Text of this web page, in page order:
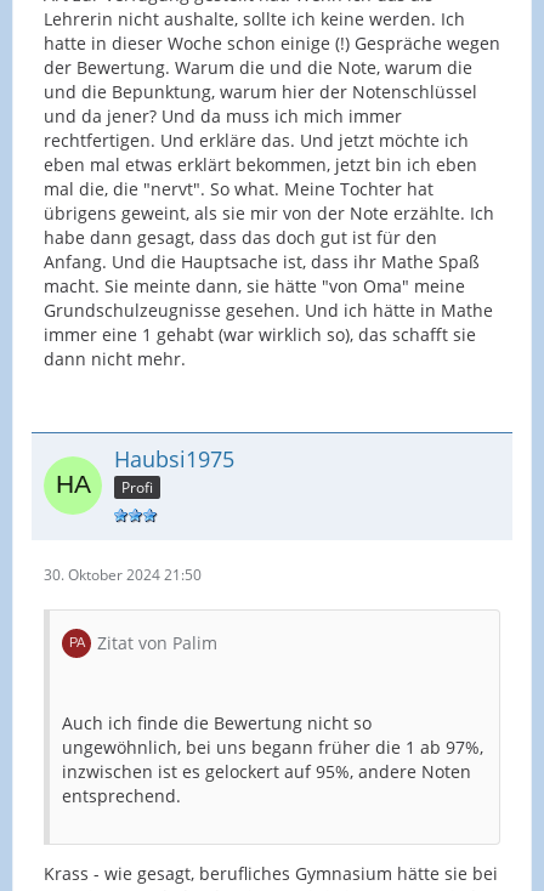
Lehrerin nicht aushalte, sollte ich keine werden. Ich
hatte in dieser Woche schon einige (!) Gespräche wegen
der Bewertung. Warum die und die Note, warum die
und die Bepunktung, warum hier der Notenschlüssel
und da jener? Und da muss ich mich immer
rechtfertigen. Und erkläre das. Und jetzt möchte ich
eben mal etwas erklärt bekommen, jetzt bin ich eben
mal die, die "nervt". So what. Meine Tochter hat
übrigens geweint, als sie mir von der Note erzählte. Ich
habe dann gesagt, dass das doch gut ist für den
Anfang. Und die Hauptsache ist, dass ihr Mathe Spaß
macht. Sie meinte dann, sie hätte "von Oma" meine
Grundschulzeugnisse gesehen. Und ich hätte in Mathe
immer eine 1 gehabt (war wirklich so), das schafft sie
dann nicht mehr.
Haubsi1975
Profi
30. Oktober 2024 21:50
Zitat von Palim
Auch ich finde die Bewertung nicht so
ungewöhnlich, bei uns begann früher die 1 ab 97%,
inzwischen ist es gelockert auf 95%, andere Noten
entsprechend.
Krass - wie gesagt, berufliches Gymnasium hätte sie bei